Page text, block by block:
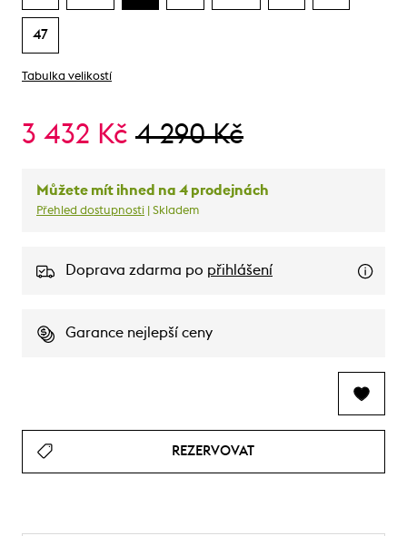
47
Tabulka velikostí
3 432 Kč 4 290 Kč
Můžete mít ihned na 4 prodejnách
Přehled dostupnosti | Skladem
Doprava zdarma po přihlášení
Garance nejlepší ceny
REZERVOVAT